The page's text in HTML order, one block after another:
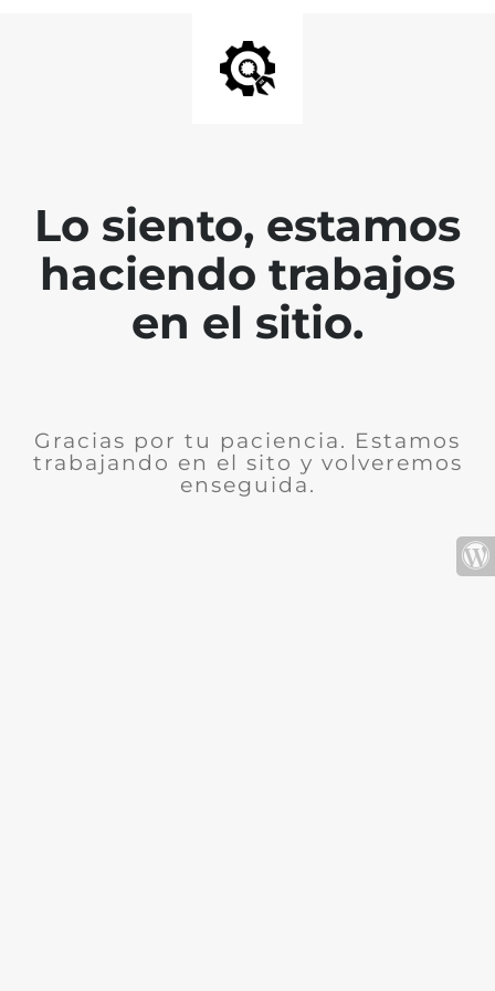
Lo siento, estamos
haciendo trabajos
en el sitio.
Gracias por tu paciencia. Estamos
trabajando en el sito y volveremos
enseguida.